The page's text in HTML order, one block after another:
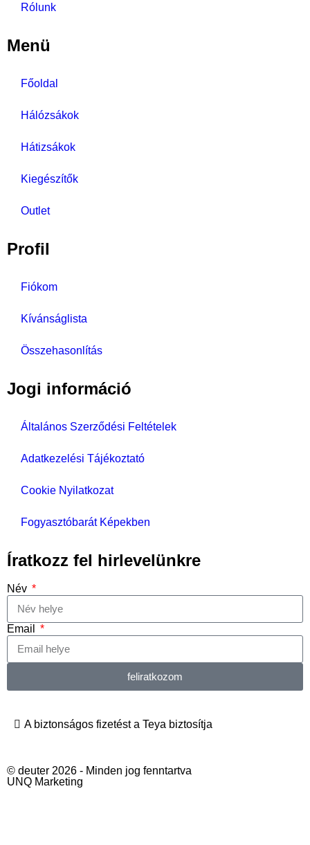
Rólunk
Menü
Főoldal
Hálózsákok
Hátizsákok
Kiegészítők
Outlet
Profil
Fiókom
Kívánságlista
Összehasonlítás
Jogi információ
Általános Szerződési Feltételek
Adatkezelési Tájékoztató
Cookie Nyilatkozat
Fogyasztóbarát Képekben
Íratkozz fel hirlevelünkre
Név
Email
feliratkozom
A biztonságos fizetést a Teya biztosítja
© deuter 2026 - Minden jog fenntartva
UNQ Marketing